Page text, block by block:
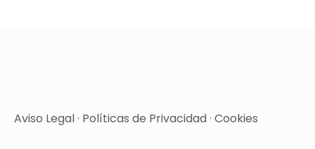
Aviso Legal· Políticas de Privacidad· Cookies